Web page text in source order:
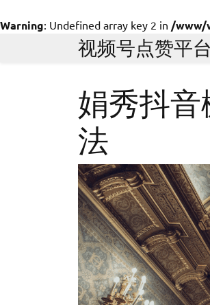
Warning: Undefined array key 2 in /www/
视频号点赞平台
娟秀抖
法